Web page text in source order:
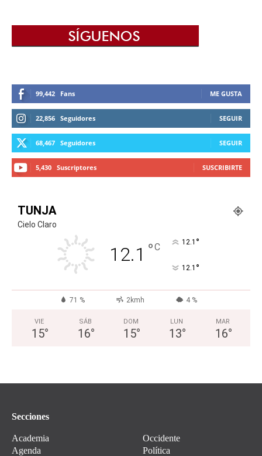
99,442 Fans ME GUSTA
22,856 Seguidores SEGUIR
68,467 Seguidores SEGUIR
5,430 Suscriptores SUSCRIBIRTE
TUNJA
Cielo Claro
12.1 °C 12.1 °
12.1 °
71 % 2kmh 4 %
VIE
15°
SÁB
16°
DOM
15°
LUN
13°
MAR
16°
Secciones
Academia
Agenda
Occidente
Política